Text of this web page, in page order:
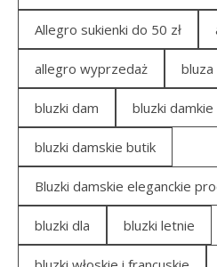
Allegro sukienki do 50 zł
allegro wyprzedaż bluza
bluzki dam bluzki damkie
bluzki damskie butik
Bluzki damskie eleganckie
bluzki dla bluzki letnie